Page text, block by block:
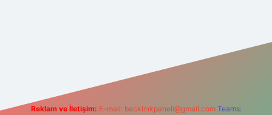
Reklam ve İletişim: E-mail: backlinkpaneli@gmail.com Teams: